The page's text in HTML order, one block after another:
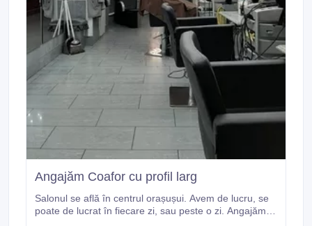
Angajăm Coafor cu profil larg
Salonul se află în centrul orașușui. Avem de lucru, se
poate de lucrat în fiecare zi, sau peste o zi. Angajăm